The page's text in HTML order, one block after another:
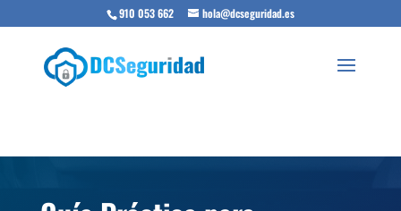
910 053 662 hola@dcseguridad.es